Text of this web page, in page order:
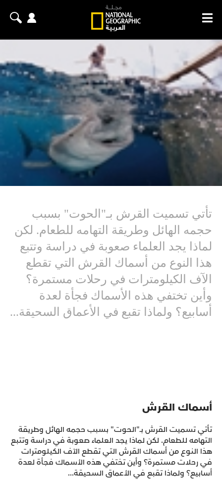
تأتي تسميت القرش بـ"الحوت" بسبب
حجمه الهائل وطريقة التهامه للطعام. لكن
لماذا يجد العلماء صعوبة في دراسة وتتبع
هذا النوع من أسماك القرش التي تقطع
الآف الكيلومترات في رحلات مستمرة؟
وأين تختفي هذه الأسماك فجأة لعدة
أسابيع؟ ولماذا تقبع في الأعماق السحيقة...
أسماك القرش
تأتي تسميت القرش بـ"الحوت" بسبب حجمه الهائل وطريقة
التهامه للطعام. لكن لماذا يجد العلماء صعوبة في دراسة وتتبع
هذا النوع من أسماك القرش التي تقطع الآف الكيلومترات
في رحلات مستمرة؟ وأين تختفي هذه الأسماك فجأة لعدة
أسابيع؟ ولماذا تقبع في الأعماق السحيقة...